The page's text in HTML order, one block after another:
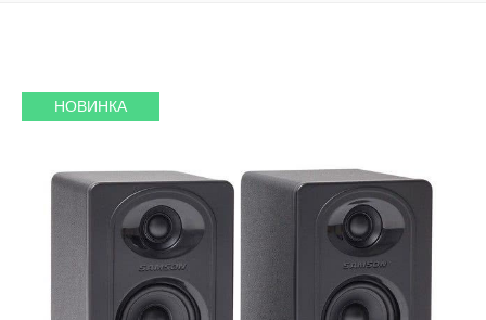
НОВИНКА